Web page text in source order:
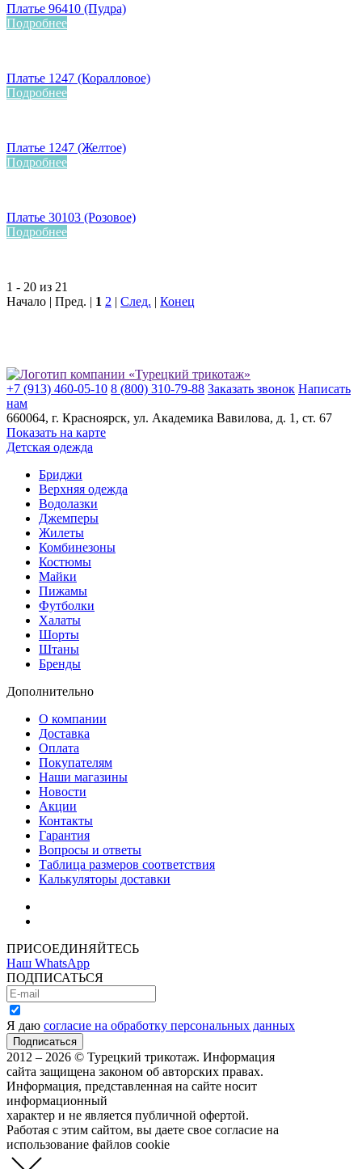
Платье 96410 (Пудра)
Подробнее
Платье 1247 (Коралловое)
Подробнее
Платье 1247 (Желтое)
Подробнее
Платье 30103 (Розовое)
Подробнее
1 - 20 из 21
Начало | Пред. | 1 2 | След. | Конец
+7 (913) 460-05-10 8 (800) 310-79-88 Заказать звонок Написать
нам
660064, г. Красноярск, ул. Академика Вавилова, д. 1, ст. 67
Показать на карте
Детская одежда
Бриджи
Верхняя одежда
Водолазки
Джемперы
Жилеты
Комбинезоны
Костюмы
Майки
Пижамы
Футболки
Халаты
Шорты
Штаны
Бренды
Дополнительно
О компании
Доставка
Оплата
Покупателям
Наши магазины
Новости
Акции
Контакты
Гарантия
Вопросы и ответы
Таблица размеров соответствия
Калькуляторы доставки
ПРИСОЕДИНЯЙТЕСЬ
Наш WhatsApp
ПОДПИСАТЬСЯ
Я даю согласие на обработку персональных данных
2012 – 2026 © Турецкий трикотаж. Информация
сайта защищена законом об авторских правах.
Информация, представленная на сайте носит
информационный
характер и не является публичной офертой.
Работая с этим сайтом, вы даете свое согласие на
использование файлов cookie